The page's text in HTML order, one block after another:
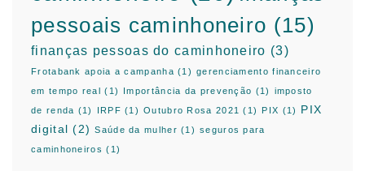
pessoais caminhoneiro (15)
finanças pessoas do caminhoneiro (3)
Frotabank apoia a campanha (1) gerenciamento financeiro
em tempo real (1) Importância da prevenção (1)
imposto
de renda (1) IRPF (1) Outubro Rosa 2021 (1) PIX (1)
PIX
digital
(2) Saúde da mulher (1) seguros para
caminhoneiros (1)